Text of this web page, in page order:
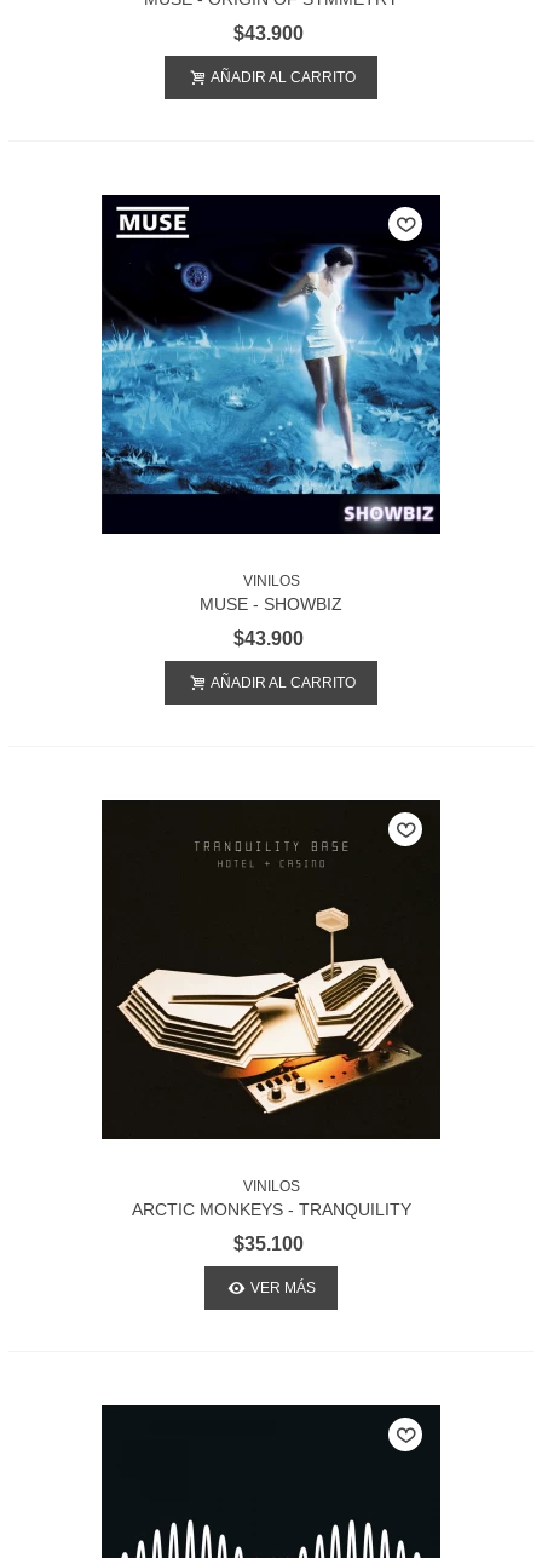
$43.900
AÑADIR AL CARRITO
VINILOS
MUSE - SHOWBIZ
$43.900
AÑADIR AL CARRITO
VINILOS
ARCTIC MONKEYS - TRANQUILITY
BASE HOTEL + CASINO
$35.100
VER MÁS